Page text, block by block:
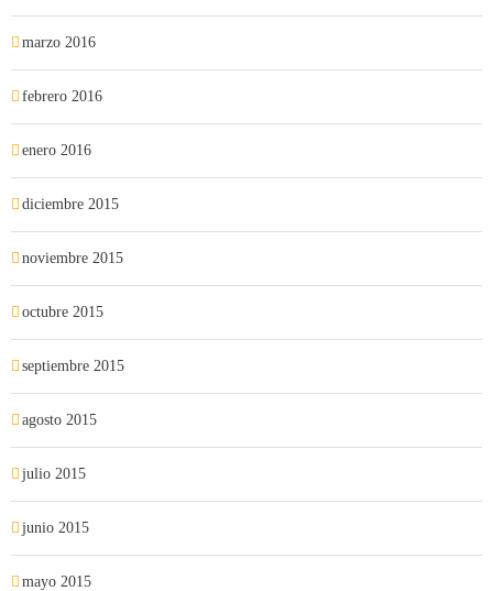
marzo 2016
febrero 2016
enero 2016
diciembre 2015
noviembre 2015
octubre 2015
septiembre 2015
agosto 2015
julio 2015
junio 2015
mayo 2015